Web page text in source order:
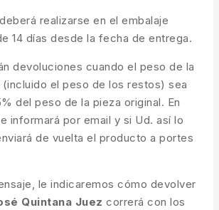
realizarse en el embalaje
14 días desde la fecha de entrega.
devoluciones cuando el peso de la
el peso de los restos) sea
del peso de la pieza original. En
informará por email y si Ud. así lo
de vuelta el producto a portes
le indicaremos cómo devolver
Quintana Juez correrá con los